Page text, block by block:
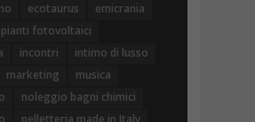
ecotaurus
emicrania
fotovoltaici
incontri
intimo di lusso
marketing
musica
noleggio bagni chimici
pelletteria made in Italy